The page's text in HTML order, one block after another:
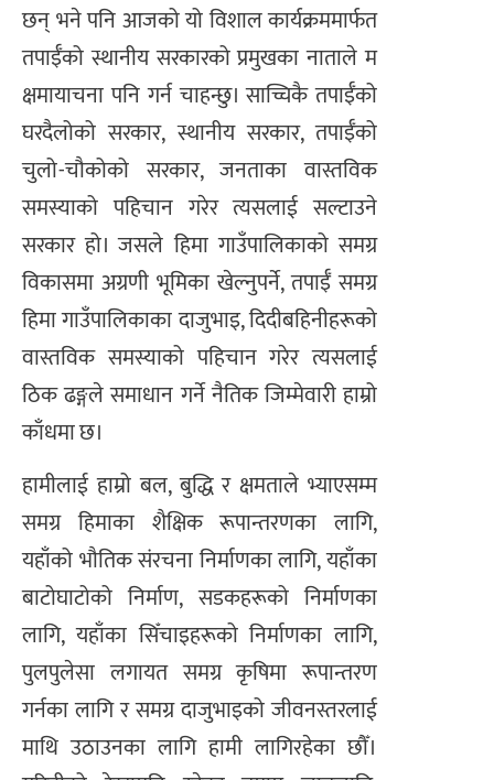
छन् भने पनि आजको यो विशाल कार्यक्रममार्फत
तपाईँको स्थानीय सरकारको प्रमुखका नाताले म
क्षमायाचना पनि गर्न चाहन्छु। साच्चिकै तपाईँको
घरदैलोको सरकार, स्थानीय सरकार, तपाईँको
चुलो-चौकोको सरकार, जनताका वास्तविक
समस्याको पहिचान गरेर त्यसलाई सल्टाउने
सरकार हो। जसले हिमा गाउँपालिकाको समग्र
विकासमा अग्रणी भूमिका खेल्नुपर्ने, तपाईँ समग्र
हिमा गाउँपालिकाका दाजुभाइ, दिदीबहिनीहरूको
वास्तविक समस्याको पहिचान गरेर त्यसलाई
ठिक ढङ्गले समाधान गर्ने नैतिक जिम्मेवारी हाम्रो
काँधमा छ।
हामीलाई हाम्रो बल, बुद्धि र क्षमताले भ्याएसम्म
समग्र हिमाका शैक्षिक रूपान्तरणका लागि,
यहाँको भौतिक संरचना निर्माणका लागि, यहाँका
बाटोघाटोको निर्माण, सडकहरूको निर्माणका
लागि, यहाँका सिँचाइहरूको निर्माणका लागि,
पुलपुलेसा लगायत समग्र कृषिमा रूपान्तरण
गर्नका लागि र समग्र दाजुभाइको जीवनस्तरलाई
माथि उठाउनका लागि हामी लागिरहेका छौँ।